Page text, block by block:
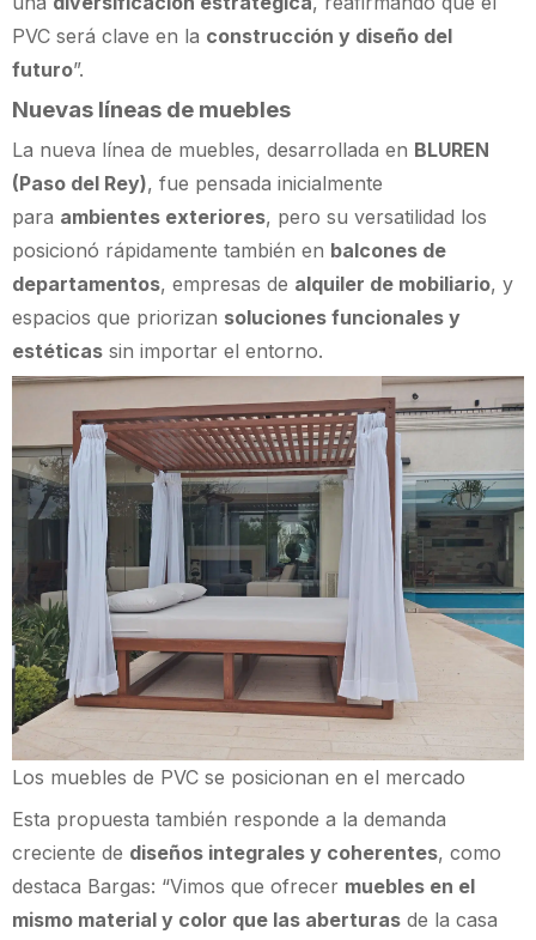
PVC será clave en la construcción y diseño del
futuro”.
Nuevas líneas de muebles
La nueva línea de muebles, desarrollada en BLUREN
(Paso del Rey), fue pensada inicialmente
para ambientes exteriores, pero su versatilidad los
posicionó rápidamente también en balcones de
departamentos, empresas de alquiler de mobiliario, y
espacios que priorizan soluciones funcionales y
estéticas sin importar el entorno.
Los muebles de PVC se posicionan en el mercado
Esta propuesta también responde a la demanda
creciente de diseños integrales y coherentes, como
destaca Bargas: “Vimos que ofrecer muebles en el
mismo material y color que las aberturas de la casa